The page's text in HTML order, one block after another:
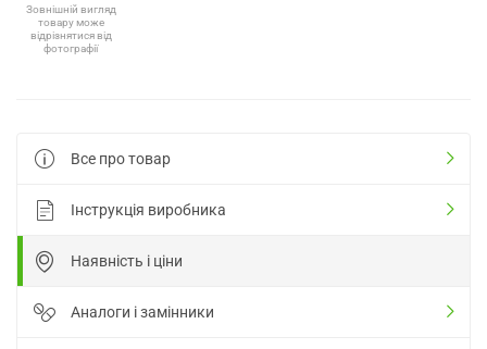
Зовнішній вигляд
товару може
відрізнятися від
фотографії
Все про товар
Інструкція виробника
Наявність і ціни
Аналоги і замінники